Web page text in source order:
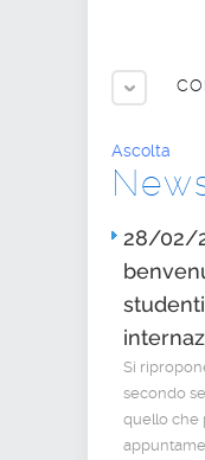
Ascolta
28/02/
Si
secondo
quello che